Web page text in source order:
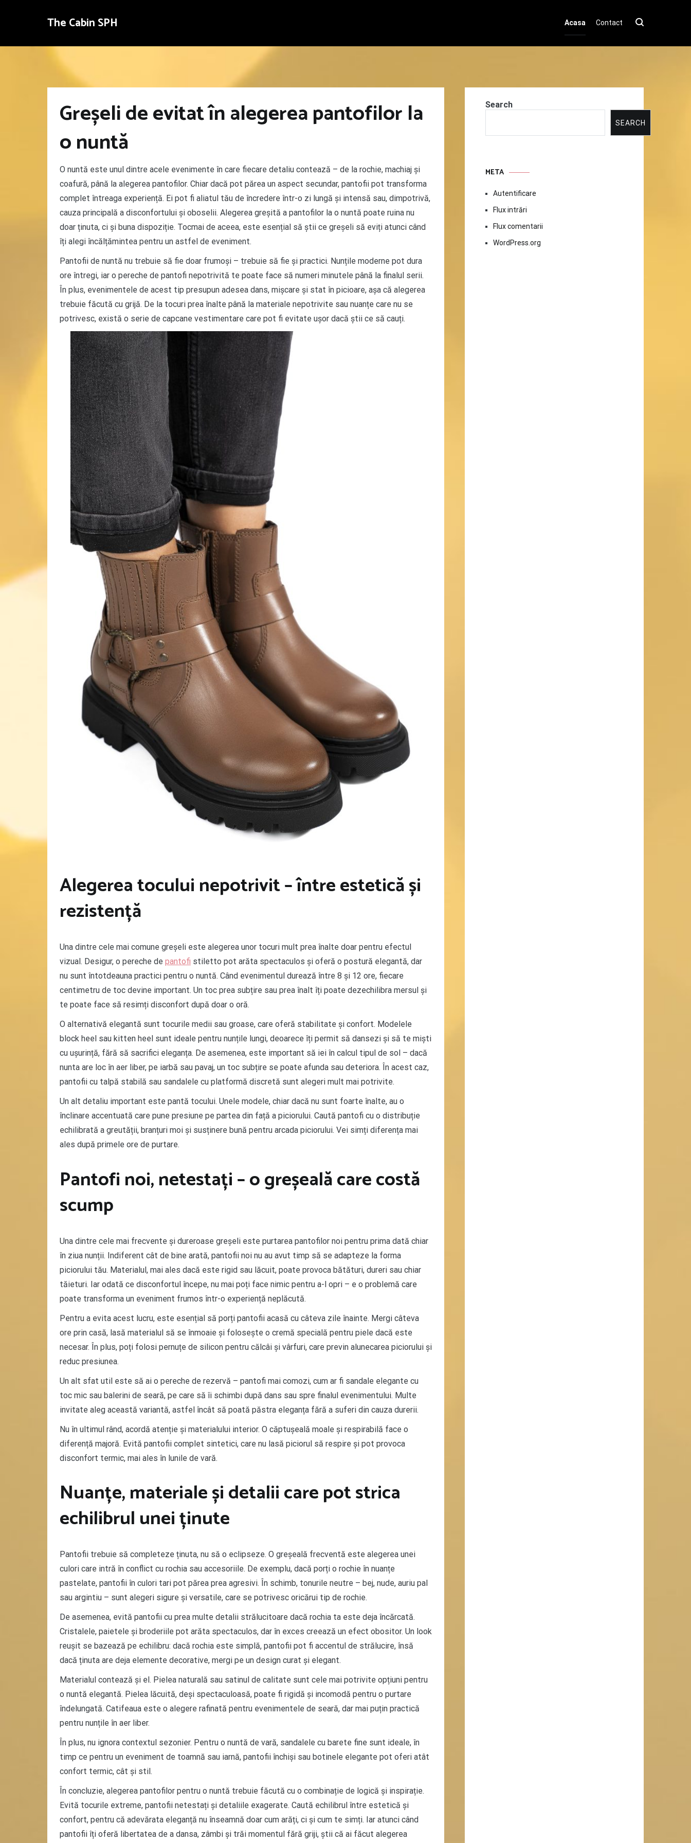
The Cabin SPH Acasa Contact
Greșeli de evitat în alegerea pantofilor la
o nuntă
O nuntă este unul dintre acele evenimente în care fiecare detaliu contează – de la rochie, machiaj și
coafură, până la alegerea pantofilor. Chiar dacă pot părea un aspect secundar, pantofii pot transforma
complet întreaga experiență. Ei pot fi aliatul tău de încredere într-o zi lungă și intensă sau, dimpotrivă,
cauza principală a disconfortului și oboselii. Alegerea greșită a pantofilor la o nuntă poate ruina nu
doar ținuta, ci și buna dispoziție. Tocmai de aceea, este esențial să știi ce greșeli să eviți atunci când
îți alegi încălțămintea pentru un astfel de eveniment.
Pantofii de nuntă nu trebuie să fie doar frumoși – trebuie să fie și practici. Nunțile moderne pot dura
ore întregi, iar o pereche de pantofi nepotrivită te poate face să numeri minutele până la finalul serii.
În plus, evenimentele de acest tip presupun adesea dans, mișcare și stat în picioare, așa că alegerea
trebuie făcută cu grijă. De la tocuri prea înalte până la materiale nepotrivite sau nuanțe care nu se
potrivesc, există o serie de capcane vestimentare care pot fi evitate ușor dacă știi ce să cauți.
Alegerea tocului nepotrivit – între estetică și
rezistență
Una dintre cele mai comune greșeli este alegerea unor tocuri mult prea înalte doar pentru efectul
vizual. Desigur, o pereche de pantofi stiletto pot arăta spectaculos și oferă o postură elegantă, dar
nu sunt întotdeauna practici pentru o nuntă. Când evenimentul durează între 8 și 12 ore, fiecare
centimetru de toc devine important. Un toc prea subțire sau prea înalt îți poate dezechilibra mersul și
te poate face să resimți disconfort după doar o oră.
O alternativă elegantă sunt tocurile medii sau groase, care oferă stabilitate și confort. Modelele
block heel sau kitten heel sunt ideale pentru nunțile lungi, deoarece îți permit să dansezi și să te miști
cu ușurință, fără să sacrifici eleganța. De asemenea, este important să iei în calcul tipul de sol – dacă
nunta are loc în aer liber, pe iarbă sau pavaj, un toc subțire se poate afunda sau deteriora. În acest caz,
pantofii cu talpă stabilă sau sandalele cu platformă discretă sunt alegeri mult mai potrivite.
Un alt detaliu important este pantă tocului. Unele modele, chiar dacă nu sunt foarte înalte, au o
înclinare accentuată care pune presiune pe partea din față a piciorului. Caută pantofi cu o distribuție
echilibrată a greutății, branțuri moi și susținere bună pentru arcada piciorului. Vei simți diferența mai
ales după primele ore de purtare.
Pantofi noi, netestați – o greșeală care costă
scump
Una dintre cele mai frecvente și dureroase greșeli este purtarea pantofilor noi pentru prima dată chiar
în ziua nunții. Indiferent cât de bine arată, pantofii noi nu au avut timp să se adapteze la forma
piciorului tău. Materialul, mai ales dacă este rigid sau lăcuit, poate provoca bătături, dureri sau chiar
tăieturi. Iar odată ce disconfortul începe, nu mai poți face nimic pentru a-l opri – e o problemă care
poate transforma un eveniment frumos într-o experiență neplăcută.
Pentru a evita acest lucru, este esențial să porți pantofii acasă cu câteva zile înainte. Mergi câteva
ore prin casă, lasă materialul să se înmoaie și folosește o cremă specială pentru piele dacă este
necesar. În plus, poți folosi pernuțe de silicon pentru călcâi și vârfuri, care previn alunecarea piciorului și
reduc presiunea.
Un alt sfat util este să ai o pereche de rezervă – pantofi mai comozi, cum ar fi sandale elegante cu
toc mic sau balerini de seară, pe care să îi schimbi după dans sau spre finalul evenimentului. Multe
invitate aleg această variantă, astfel încât să poată păstra eleganța fără a suferi din cauza durerii.
Nu în ultimul rând, acordă atenție și materialului interior. O căptușeală moale și respirabilă face o
diferență majoră. Evită pantofii complet sintetici, care nu lasă piciorul să respire și pot provoca
disconfort termic, mai ales în lunile de vară.
Nuanțe, materiale și detalii care pot strica
echilibrul unei ținute
Pantofii trebuie să completeze ținuta, nu să o eclipseze. O greșeală frecventă este alegerea unei
culori care intră în conflict cu rochia sau accesoriile. De exemplu, dacă porți o rochie în nuanțe
pastelate, pantofii în culori tari pot părea prea agresivi. În schimb, tonurile neutre – bej, nude, auriu pal
sau argintiu – sunt alegeri sigure și versatile, care se potrivesc oricărui tip de rochie.
De asemenea, evită pantofii cu prea multe detalii strălucitoare dacă rochia ta este deja încărcată.
Cristalele, paietele și broderiile pot arăta spectaculos, dar în exces creează un efect obositor. Un look
reușit se bazează pe echilibru: dacă rochia este simplă, pantofii pot fi accentul de strălucire, însă
dacă ținuta are deja elemente decorative, mergi pe un design curat și elegant.
Materialul contează și el. Pielea naturală sau satinul de calitate sunt cele mai potrivite opțiuni pentru
o nuntă elegantă. Pielea lăcuită, deși spectaculoasă, poate fi rigidă și incomodă pentru o purtare
îndelungată. Catifeaua este o alegere rafinată pentru evenimentele de seară, dar mai puțin practică
pentru nunțile în aer liber.
În plus, nu ignora contextul sezonier. Pentru o nuntă de vară, sandalele cu barete fine sunt ideale, în
timp ce pentru un eveniment de toamnă sau iarnă, pantofii închiși sau botinele elegante pot oferi atât
confort termic, cât și stil.
În concluzie, alegerea pantofilor pentru o nuntă trebuie făcută cu o combinație de logică și inspirație.
Evită tocurile extreme, pantofii netestați și detaliile exagerate. Caută echilibrul între estetică și
confort, pentru că adevărata eleganță nu înseamnă doar cum arăți, ci și cum te simți. Iar atunci când
pantofii îți oferă libertatea de a dansa, zâmbi și trăi momentul fără griji, știi că ai făcut alegerea
Search
SEARCH
META
Autentificare
Flux intrări
Flux comentarii
WordPress.org